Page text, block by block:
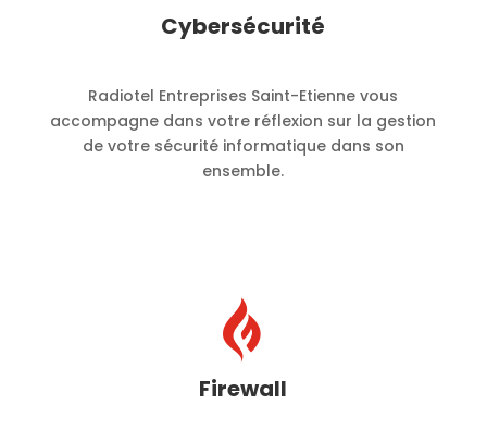
Cybersécurité
Radiotel Entreprises Saint-Etienne vous
accompagne dans votre réflexion sur la gestion
de votre sécurité informatique dans son
ensemble.

Firewall